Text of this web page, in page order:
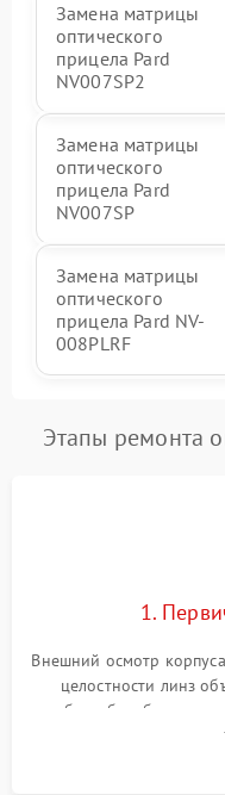
Замена матрицы
оптического
прицела Pard
NV007SP2
Замена матрицы
оптического
прицела Pard
NV007SP
Замена матрицы
оптического
прицела Pard NV-
008PLRF
Этапы ремонта
1.
Внешний осмотр
целостности линз
работы барабанчиков
параллакса и